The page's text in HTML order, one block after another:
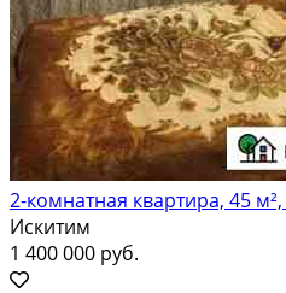
2-комнатная квартира, 45 м²,
Искитим
1 400 000 руб.